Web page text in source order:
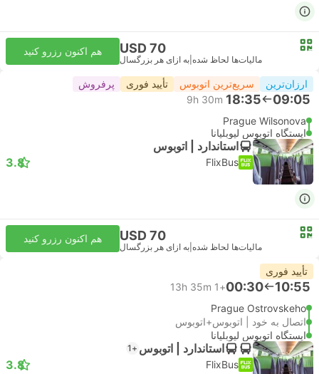
USD 70
مالیات‌ها لحاظ شده به ازای هر بزرگسال
هم اکنون رزرو کنید
ارزان‌ترین سریع‌ترین اتوبوس تأیید فوری پرفروش
09:05
18:35
9h 30m
Prague Wilsonova
ایستگاه اتوبوس لیوبلیانا
استاندارد | اتوبوس
FlixBus
3.8
USD 70
مالیات‌ها لحاظ شده به ازای هر بزرگسال
هم اکنون رزرو کنید
تأیید فوری
10:55
00:30
+1
13h 35m
Prague Ostrovskeho
اتصال به خود | اتوبوس+اتوبوس
ایستگاه اتوبوس لیوبلیانا
استاندارد | اتوبوس +1
FlixBus
3.8